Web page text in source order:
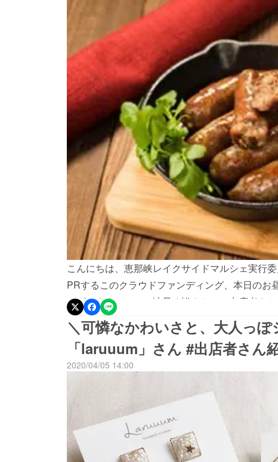
こんにちは、恵那峡レイクサイドマルシェ実行
PRするこのクラウドファンディング、本日のお
ございます…！！！涙早く皆さんに、出店者さ
です〜〜〜！！さて、最後の出店者さん紹介、
よ風食堂さんでは、恵那市串原に住む猟師さん
作っています。ジビエソーセージ、鹿ドライカ
げた、木製のかっこいい露店販売も魅力的です
＊＊ クラウドファンディング、今日の24時まで
も"今"届けたい！恵那峡と地元のお店の魅力を伝
＼可憐なかわいさと、大人っ
「laruuum」さん #出店者さん
2020/04/05 14:00